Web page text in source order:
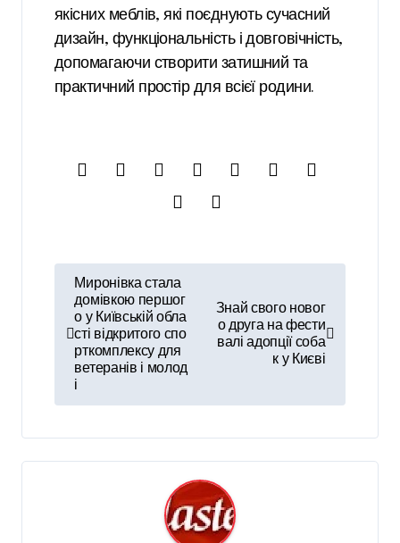
якісних меблів, які поєднують сучасний
дизайн, функціональність і довговічність,
допомагаючи створити затишний та
практичний простір для всієї родини.
в
ц
Миронівка стала
домівкою першог
о у Київській обла
сті відкритого спо
рткомплексу для
ветеранів і молод
і
Знай свого новог
о друга на фести
валі адопції соба
к у Києві